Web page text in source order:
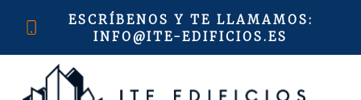
ESCRÍBENOS Y TE LLAMAMOS:
INFO@ITE-EDIFICIOS.ES